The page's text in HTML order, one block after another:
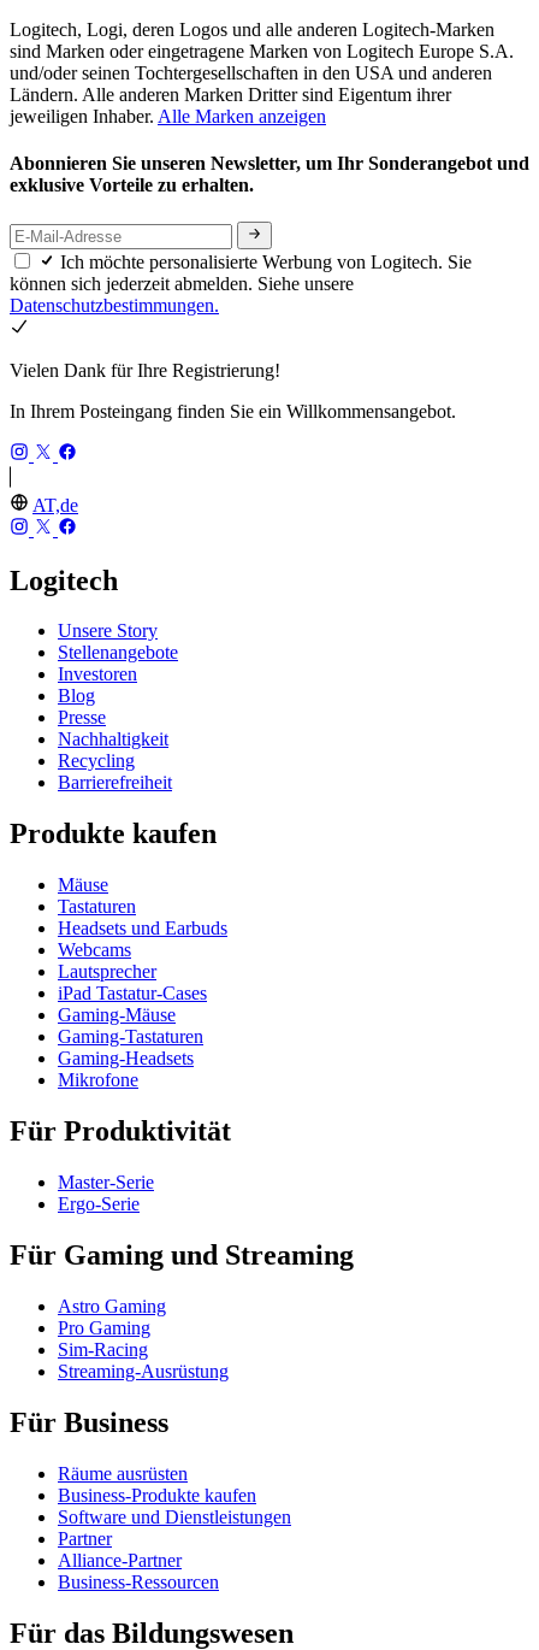
Logitech, Logi, deren Logos und alle anderen Logitech-Marken
sind Marken oder eingetragene Marken von Logitech Europe S.A.
und/oder seinen Tochtergesellschaften in den USA und anderen
Ländern. Alle anderen Marken Dritter sind Eigentum ihrer
jeweiligen Inhaber. Alle Marken anzeigen
Abonnieren Sie unseren Newsletter, um Ihr Sonderangebot und
exklusive Vorteile zu erhalten.
Ich möchte personalisierte Werbung von Logitech. Sie
können sich jederzeit abmelden. Siehe unsere
Datenschutzbestimmungen.
Vielen Dank für Ihre Registrierung!
In Ihrem Posteingang finden Sie ein Willkommensangebot.
AT,de
Logitech
Unsere Story
Stellenangebote
Investoren
Blog
Presse
Nachhaltigkeit
Recycling
Barrierefreiheit
Produkte kaufen
Mäuse
Tastaturen
Headsets und Earbuds
Webcams
Lautsprecher
iPad Tastatur-Cases
Gaming-Mäuse
Gaming-Tastaturen
Gaming-Headsets
Mikrofone
Für Produktivität
Master-Serie
Ergo-Serie
Für Gaming und Streaming
Astro Gaming
Pro Gaming
Sim-Racing
Streaming-Ausrüstung
Für Business
Räume ausrüsten
Business-Produkte kaufen
Software und Dienstleistungen
Partner
Alliance-Partner
Business-Ressourcen
Für das Bildungswesen